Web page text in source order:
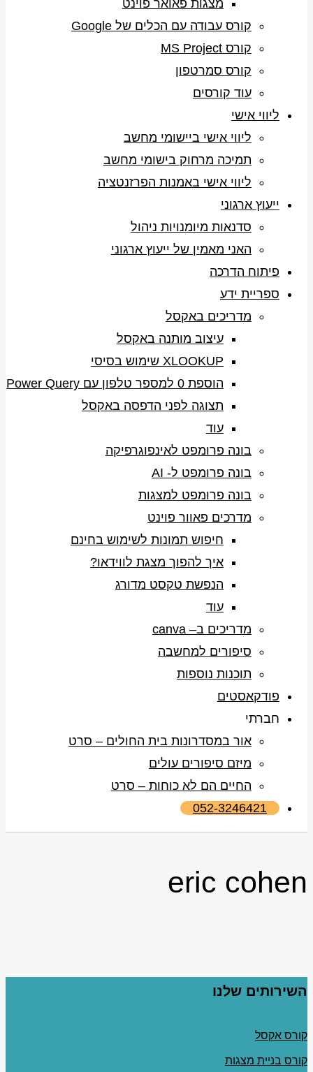
מצגות פאואר פוינט
קורס עבודה עם הכלים של Google
קורס MS Project
קורס סמרטפון
עוד קורסים
ליווי אישי
ליווי אישי ביישומי מחשב
תמיכה מרחוק בישומי מחשב
ליווי אישי באמנות הפרזנטציה
ייעוץ ארגוני
סדנאות מיומנויות ניהול
האני מאמין של ייעוץ ארגוני
פיתוח הדרכה
ספריית ידע
מדריכים באקסל
עיצוב מותנה באקסל
XLOOKUP שימוש בסיסי
הוספת 0 למספר טלפון עם Power Query
תצוגה לפני הדפסה באקסל
עוד
בונה פרומפט לאינפוגרפיקה
בונה פרומפט ל- AI
בונה פרומפט למצגות
מדרכים פאוור פוינט
חיפוש תמונות לשימוש בחינם
איך להפוך מצגת לווידאו?
הנפשת טקסט מדורג
עוד
מדריכים ב– canva
סיפורים למחשבה
תוכנות נוספות
פודקאסטים
חברתי
אור במסדרונות בית החולים – סרט
מיזם סיפורים עולים
החיים הם לא כוחות – סרט
052-3246421
eric cohen
השירותים שלנו
קורס אקסל
קורס בניית מצגות